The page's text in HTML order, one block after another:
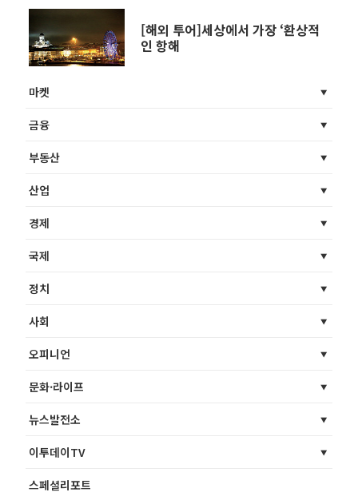
라호텔 메리 윈터패키지
[해외 투어]세상에서 가장 ‘환상적
인 항해
마켓
금융
부동산
산업
경제
국제
정치
사회
오피니언
문화·라이프
뉴스발전소
이투데이TV
스페셜리포트